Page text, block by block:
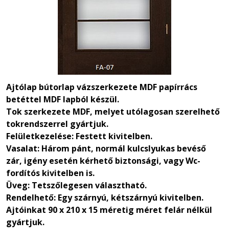
Ajtólap bútorlap vázszerkezete MDF papírrács
betéttel MDF lapból készül.
Tok szerkezete MDF, melyet utólagosan szerelhető
tokrendszerrel gyártjuk.
Felületkezelése: Festett kivitelben.
Vasalat: Három pánt, normál kulcslyukas bevéső
zár, igény esetén kérhető biztonsági, vagy Wc-
fordítós kivitelben is.
Üveg: Tetszőlegesen választható.
Rendelhető: Egy szárnyú, kétszárnyú kivitelben.
Ajtóinkat 90 x 210 x 15 méretig méret felár nélkül
gyártjuk.